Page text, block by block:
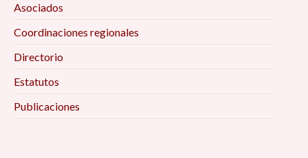
Asociados
Coordinaciones regionales
Directorio
Estatutos
Publicaciones